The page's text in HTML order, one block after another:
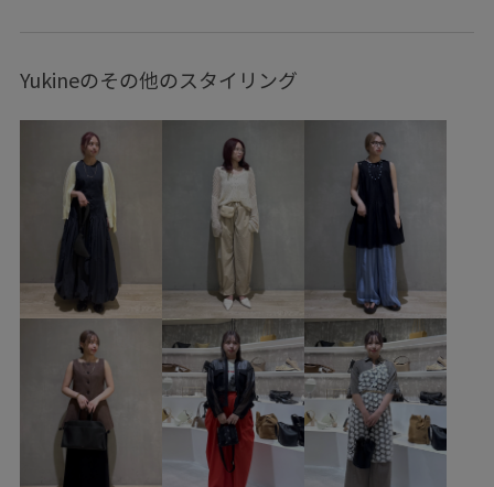
Yukineのその他のスタイリング